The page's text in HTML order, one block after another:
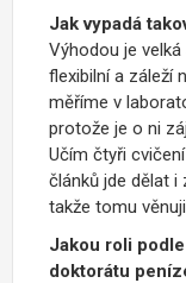
Jak vypadá
Výhodou je
flexibilní a záleží
měříme v
protože je o ni
Učím čtyři
článků jde dělat i
takže tomu
Jakou roli
doktorátu